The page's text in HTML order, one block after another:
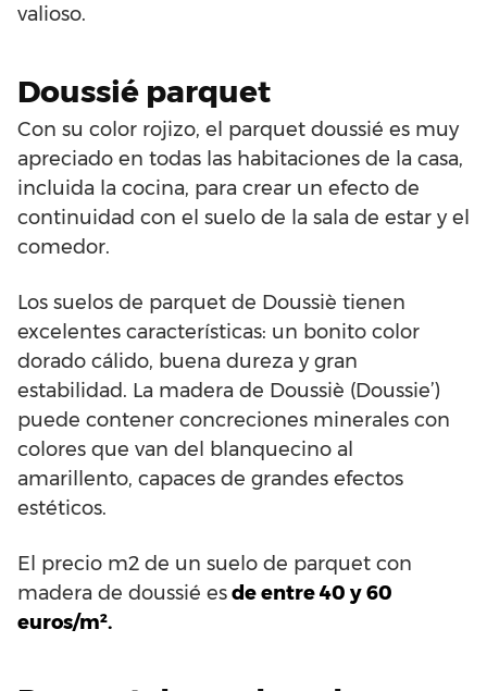
valioso.
Doussié parquet
Con su color rojizo, el parquet doussié es muy
apreciado en todas las habitaciones de la casa,
incluida la cocina, para crear un efecto de
continuidad con el suelo de la sala de estar y el
comedor.
Los suelos de parquet de Doussiè tienen
excelentes características: un bonito color
dorado cálido, buena dureza y gran
estabilidad. La madera de Doussiè (Doussie’)
puede contener concreciones minerales con
colores que van del blanquecino al
amarillento, capaces de grandes efectos
estéticos.
El precio m2 de un suelo de parquet con
madera de doussié esde entre 40 y 60
euros/m².